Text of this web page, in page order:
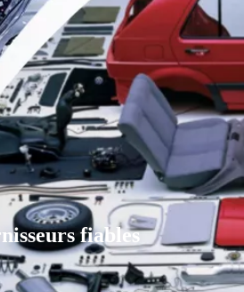
fiables